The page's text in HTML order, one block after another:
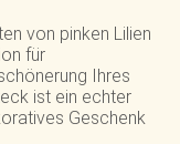
von pinken Lilien
für
Ihres
ist ein echter
Geschenk